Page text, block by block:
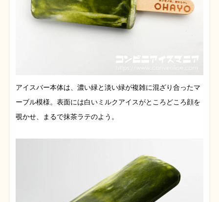
アイスバー本体は、濃い緑と淡い緑が複雑に混ざり合ったマ
ーブル模様。表面には白いミルクアイスがところどころ顔を
覗かせ、まるで抹茶ラテのよう。